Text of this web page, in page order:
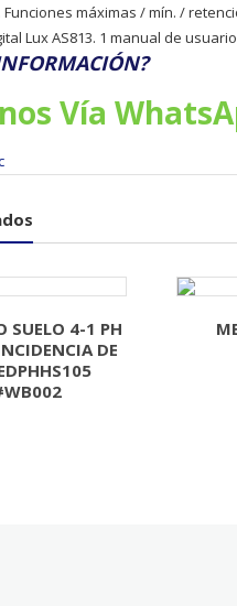
Funciones máximas / mín. /
Lux AS813. 1 manual de usuario
Vía
SUELO 4-1 PH
DE